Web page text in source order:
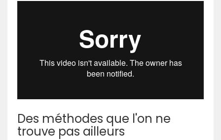
Des méthodes que l'on ne
trouve pas ailleurs